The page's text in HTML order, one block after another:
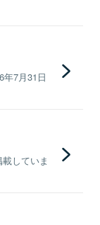
7月31日
していま